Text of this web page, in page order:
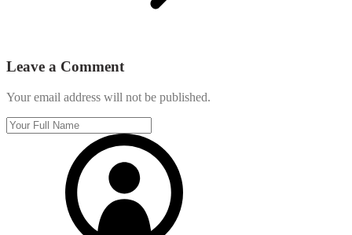
Leave a Comment
Your email address will not be published.